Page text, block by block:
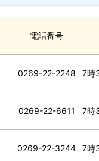
電話番号
0269-22-2248 7時
0269-22-6611 7時
0269-22-3244 7時